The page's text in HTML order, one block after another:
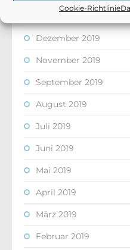
Cookie-Richtlinie
Dezember 2019
November 2019
September 2019
August 2019
Juli 2019
Juni 2019
Mai 2019
April 2019
März 2019
Februar 2019